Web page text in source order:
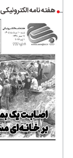
هفته نامه الکترونیکی